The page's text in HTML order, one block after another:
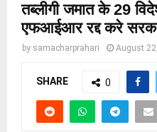
तब्लीगी जमात के 29
एफआईआर रद्द करे
by samacharprahari August
SHARE 0